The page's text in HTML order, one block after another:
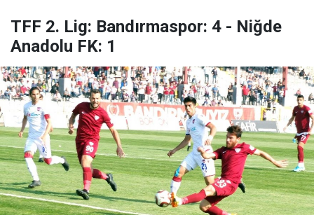
TFF 2. Lig: Bandırmaspor: 4 - Niğde
Anadolu FK: 1